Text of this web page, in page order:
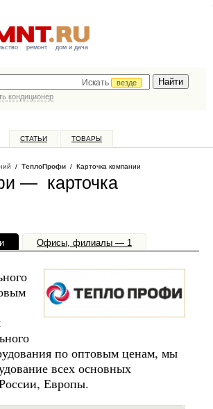
ремонт дом и дача
Искать
везде
кондиционер
СТАТЬИ ТОВАРЫ
/ ТеплоПрофи / Карточка компании
— карточка
Офисы, филиалы — 1
по оптовым ценам, мы
всех основных
Европы.